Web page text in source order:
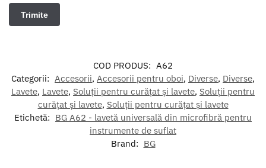
COD PRODUS: A62
Categorii: Accesorii, Accesorii pentru oboi, Diverse, Diverse,
Lavete, Lavete, Soluții pentru curățat și lavete, Soluții pentru
curățat și lavete, Soluții pentru curățat și lavete
Etichetă: BG A62 - lavetă universală din microfibră pentru
instrumente de suflat
Brand: BG